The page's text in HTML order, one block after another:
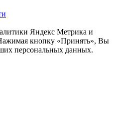
Яндекс Метрика и
кнопку «Принять», Вы
персональных данных.